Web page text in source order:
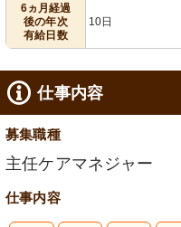
6ヵ月経過
後の年次
有給日数
10日
仕事内容
募集職種
主任ケアマネジャー
仕事内容